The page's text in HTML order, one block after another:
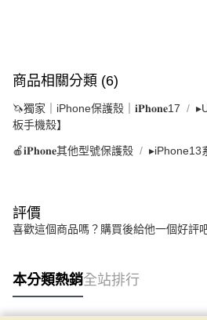
商品相關分類 (6)
🦄獨家｜iPhone保護殼｜𝐢𝐏𝐡𝐨𝐧𝐞17
板手機殼】
🍎𝐢𝐏𝐡𝐨𝐧𝐞其他型號保護殼 ▸iPhone13
評價
喜歡這個商品嗎？購買後給他一個好評
本分類熱銷全站排行